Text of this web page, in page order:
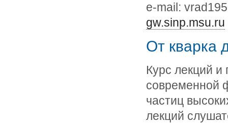
e-mail:
gw.sinp.msu.ru
От кварка
Курс лекций и
современной
частиц
лекций